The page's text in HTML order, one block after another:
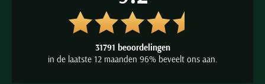
31791 beoordelingen
in de laatste 12 maanden 96% beveelt ons aan.